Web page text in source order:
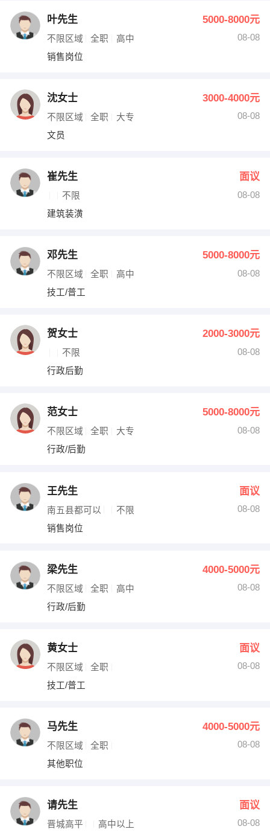
叶先生 5000-8000元
不限区域 全职 高中
08-08
销售岗位
沈女士 3000-4000元
不限区域 全职 大专
08-08
文员
崔先生 面议
不限
08-08
建筑装潢
邓先生 5000-8000元
不限区域 全职 高中
08-08
技工/普工
贺女士 2000-3000元
不限
08-08
行政后勤
范女士 5000-8000元
不限区域 全职 大专
08-08
行政/后勤
王先生 面议
南五县都可以 不限
08-08
销售岗位
梁先生 4000-5000元
不限区域 全职 高中
08-08
行政/后勤
黄女士 面议
不限区域 全职
08-08
技工/普工
马先生 4000-5000元
不限区域 全职
08-08
其他职位
请先生 面议
晋城高平 高中以上
08-08